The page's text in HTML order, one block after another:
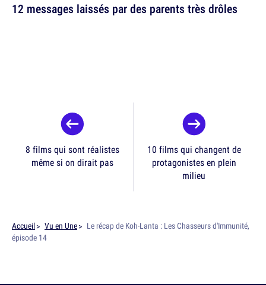
12 messages laissés par des parents très drôles
8 films qui sont réalistes
même si on dirait pas
10 films qui changent de
protagonistes en plein
milieu
Accueil Vu en Une
Le récap de Koh-Lanta : Les Chasseurs d'Immunité,
épisode 14